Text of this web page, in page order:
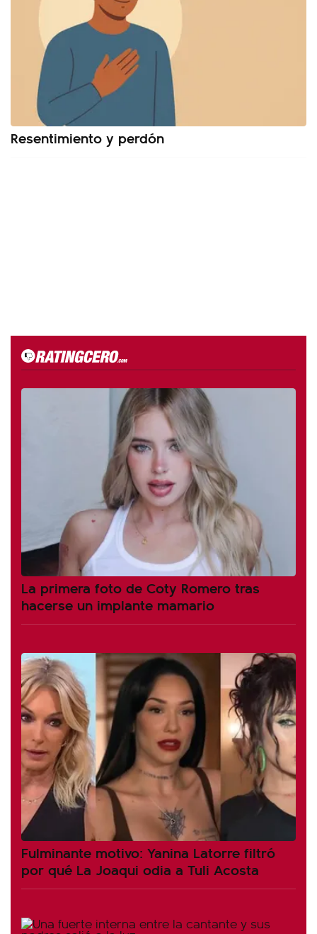
Resentimiento y perdón
La primera foto de Coty Romero tras
hacerse un implante mamario
Fulminante motivo: Yanina Latorre filtró
por qué La Joaqui odia a Tuli Acosta